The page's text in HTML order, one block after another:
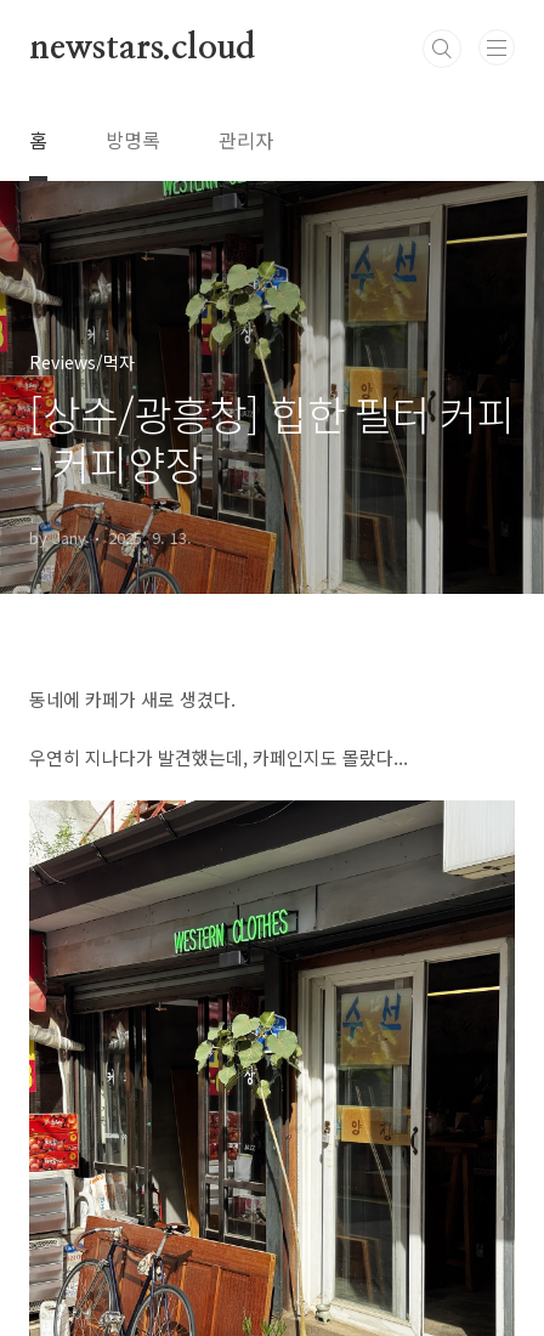
newstars.cloud
홈 방명록 관리자
Reviews/먹자
[상수/광흥창] 힙한 필터 커피
- 커피양장
by Jany 2025. 9. 13.
동네에 카페가 새로 생겼다.
우연히 지나다가 발견했는데, 카페인지도 몰랐다...